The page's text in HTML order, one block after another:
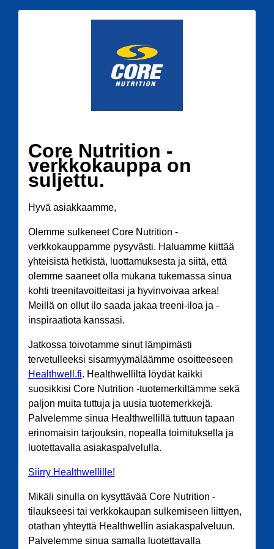
Core Nutrition -
verkkokauppa on
suljettu.
Hyvä asiakkaamme,
Olemme sulkeneet Core Nutrition -
verkkokauppamme pysyvästi. Haluamme kiittää
yhteisistä hetkistä, luottamuksesta ja siitä, että
olemme saaneet olla mukana tukemassa sinua
kohti treenitavoitteitasi ja hyvinvoivaa arkea!
Meillä on ollut ilo saada jakaa treeni-iloa ja -
inspiraatiota kanssasi.
Jatkossa toivotamme sinut lämpimästi
tervetulleeksi sisarmyymäläämme osoitteeseen
Healthwell.fi. Healthwelliltä löydät kaikki
suosikkisi Core Nutrition -tuotemerkiltämme sekä
paljon muita tuttuja ja uusia tuotemerkkejä.
Palvelemme sinua Healthwellillä tuttuun tapaan
erinomaisin tarjouksin, nopealla toimituksella ja
luotettavalla asiakaspalvelulla.
Siirry Healthwellille!
Mikäli sinulla on kysyttävää Core Nutrition -
tilaukseesi tai verkkokaupan sulkemiseen liittyen,
otathan yhteyttä Healthwellin asiakaspalveluun.
Palvelemme sinua samalla luotettavalla